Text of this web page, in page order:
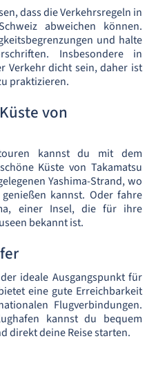
dass die Verkehrsregeln in
abweichen können.
und halte
Insbesondere in
Verkehr dicht sein, daher ist
praktizieren.
von
kannst du mit dem
Küste von Takamatsu
Yashima-Strand, wo
kannst. Oder fahre
einer Insel, die für ihre
bekannt ist.
ideale Ausgangspunkt für
eine gute Erreichbarkeit
Flugverbindungen.
kannst du bequem
direkt deine Reise starten.